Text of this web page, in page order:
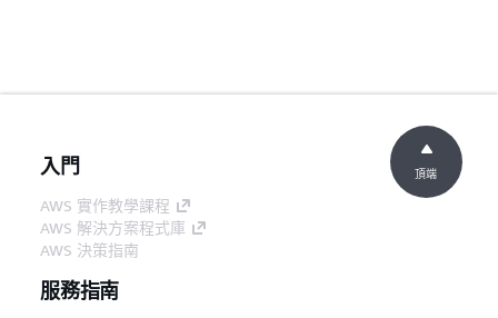
入門
AWS 實作教學課程
AWS 解決方案程式庫
AWS 決策指南
服務指南
頂端